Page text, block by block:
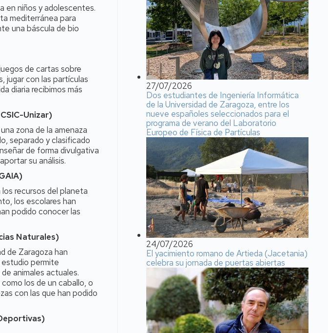
en niños y adolescentes.
mediterránea para
una báscula de bio
de cartas sobre
jugar con las partículas
diaria recibimos más
Unizar)
zona de la amenaza
separado y clasificado
de forma divulgativa
su análisis.
los recursos del planeta
los escolares han
podido conocer las
Naturales)
de Zaragoza han
permite
animales actuales.
los de un caballo, o
con las que han podido
27/07/2026
Dos estudiantes de Ingeniería Informática
de la Universidad de Zaragoza, entre los
nueve españoles seleccionados para el
programa de verano del Laboratorio
Europeo de Física de Partículas
24/07/2026
El yacimiento romano de Artieda (Jacetania)
celebra su jornada de puertas abiertas